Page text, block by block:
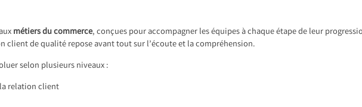
métiers du commerce, conçues pour accompagner les équipes à chaque étape de leur
client de qualité repose avant tout sur l’écoute et la compréhension.
selon plusieurs niveaux :
relation client